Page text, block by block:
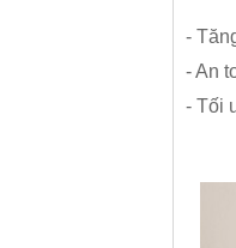
-
- An
- Tối